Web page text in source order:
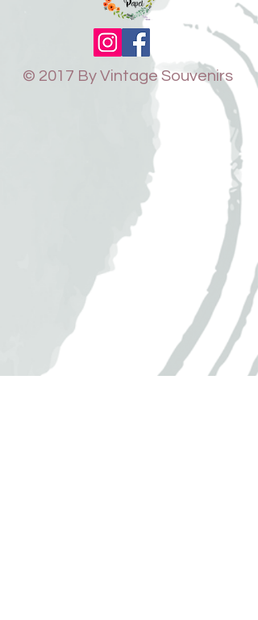
© 2017 By Vintage Souvenirs